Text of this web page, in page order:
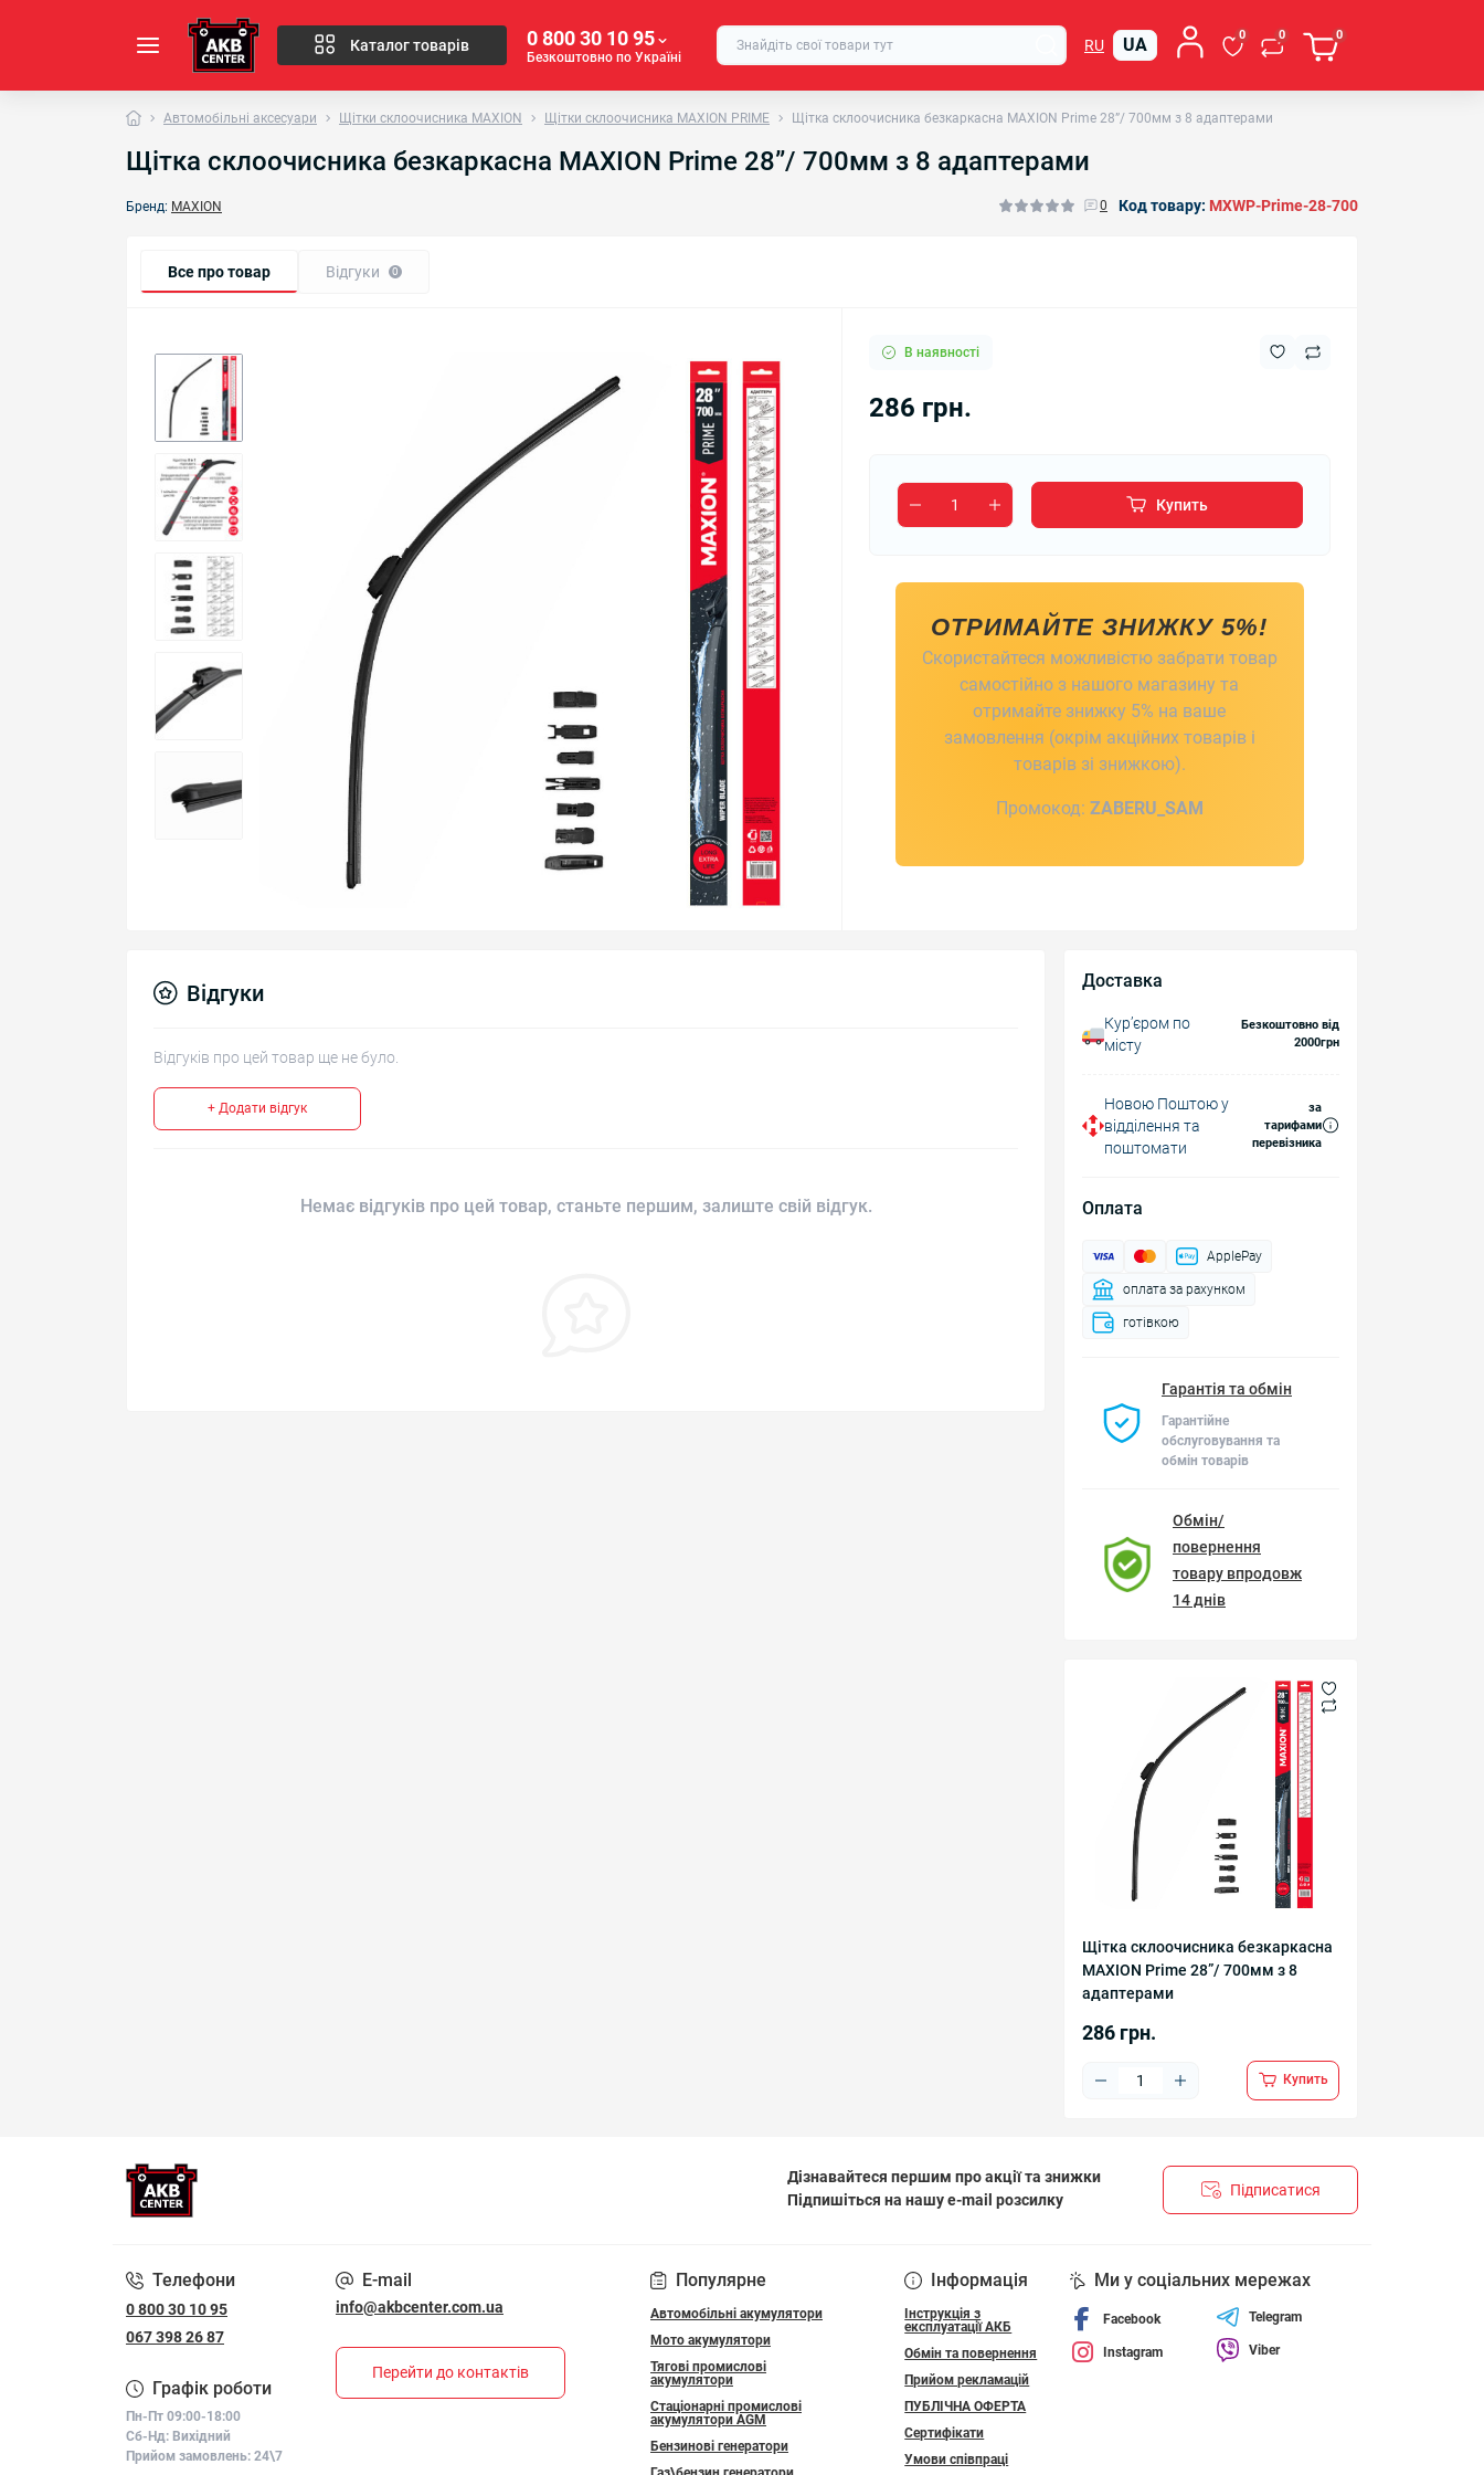
Каталог товарів 0 800 30 10 95
Безкоштовно по Україні
RU UA 0 0 0
Автомобільні аксесуари Щітки склоочисника MAXION Щітки склоочисника MAXION PRIME Щітка склоочисника безкаркасна MAXION Prime 28”/ 700мм з 8 адаптерами
Щітка склоочисника безкаркасна MAXION Prime 28”/ 700мм з 8 адаптерами
Бренд: MAXION 0 Код товару: MXWP-Prime-28-700
Все про товар Відгуки 0
В наявності
286 грн.
Купить
ОТРИМАЙТЕ ЗНИЖКУ 5%!
Скористайтеся можливістю забрати товар
самостійно з нашого магазину та
отримайте знижку 5% на ваше
замовлення (окрім акційних товарів і
товарів зі знижкою).
Промокод: ZABERU_SAM
Доставка
Курʼєром по
місту
Безкоштовно від
2000грн
Новою Поштою у
відділення та
поштомати
за
тарифами
перевізника
Оплата
ApplePay
оплата за рахунком
готівкою
Гарантія та обмін
Гарантійне
обслуговування та
обмін товарів
Обмін/
повернення
товару впродовж
14 днів
Щітка склоочисника безкаркасна
MAXION Prime 28”/ 700мм з 8
адаптерами
286 грн.
Купить
Відгуки
Відгуків про цей товар ще не було.
+ Додати відгук
Немає відгуків про цей товар, станьте першим, залиште свій відгук.
Дізнавайтеся першим про акції та знижки
Підпишіться на нашу e-mail розсилку
Підписатися
Телефони
0 800 30 10 95
067 398 26 87
Графік роботи
Пн-Пт 09:00-18:00
Сб-Нд: Вихідний
Прийом замовлень: 24\7
E-mail
info@akbcenter.com.ua
Перейти до контактів
Популярне
Автомобільні акумулятори
Мото акумулятори
Тягові промислові
акумулятори
Стаціонарні промислові
акумулятори АGM
Бензинові генератори
Інформація
Інструкція з
експлуатації АКБ
Обмін та повернення
Прийом рекламацій
ПУБЛІЧНА ОФЕРТА
Сертифікати
Умови співпраці
Ми у соціальних мережах
Facebook
Instagram
Telegram
Viber